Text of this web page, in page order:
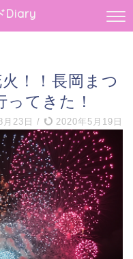
Diary
！！長岡まつ
ってきた！
23日 / 2020年5月19日